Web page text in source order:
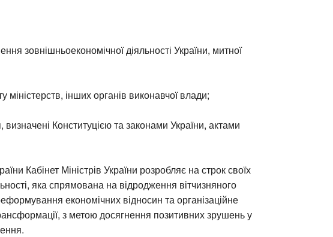
зовнішньоекономічної діяльності України, митної
міністерств, інших органів виконавчої влади;
Конституцією та законами України, актами
Кабінет Міністрів України розробляє на строк своїх
яка спрямована на відродження вітчизняного
економічних відносин та організаційне
з метою досягнення позитивних зрушень у